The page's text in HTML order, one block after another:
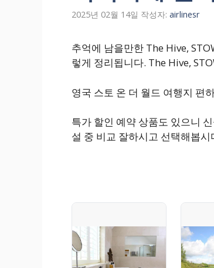
2025년 02월 14일 작성자: airlinesr
추억에 남을만한 The Hive,
렇게 정리됩니다. The Hive,
영국 스토 온 더 월드 여행지 편
특가 할인 예약 상품도 있으니
설 중 비교 잘하시고 선택해봅시